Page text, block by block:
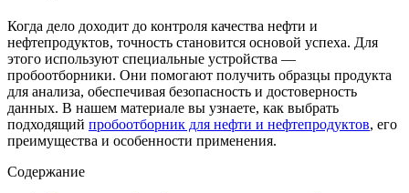
Когда дело доходит до контроля качества нефти и
нефтепродуктов, точность становится основой успеха. Для
этого используют специальные устройства —
пробоотборники. Они помогают получить образцы продукта
для анализа, обеспечивая безопасность и достоверность
данных. В нашем материале вы узнаете, как выбрать
подходящий пробоотборник для нефти и нефтепродуктов, его
преимущества и особенности применения.
Содержание